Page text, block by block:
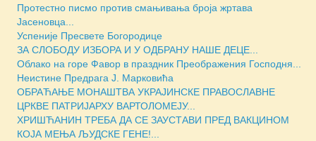
Протестно писмо против смањивања броја жртава
Јасеновца...
Успеније Пресвете Богородице
ЗА СЛОБОДУ ИЗБОРА И У ОДБРАНУ НАШЕ ДЕЦЕ...
Облако на горе Фавор в праздник Преображения Господня...
Неистине Предрага Ј. Марковића
ОБРАЋАЊЕ МОНАШТВА УКРАЈИНСКЕ ПРАВОСЛАВНЕ
ЦРКВЕ ПАТРИЈАРХУ ВАРТОЛОМЕЈУ...
ХРИШЋАНИН ТРЕБА ДА СЕ ЗАУСТАВИ ПРЕД ВАКЦИНОМ
КОЈА МЕЊА ЉУДСКЕ ГЕНЕ!...